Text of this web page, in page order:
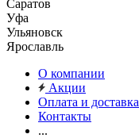
Саратов
Уфа
Ульяновск
Ярославль
О компании
Акции
Оплата и доставка
Контакты
...